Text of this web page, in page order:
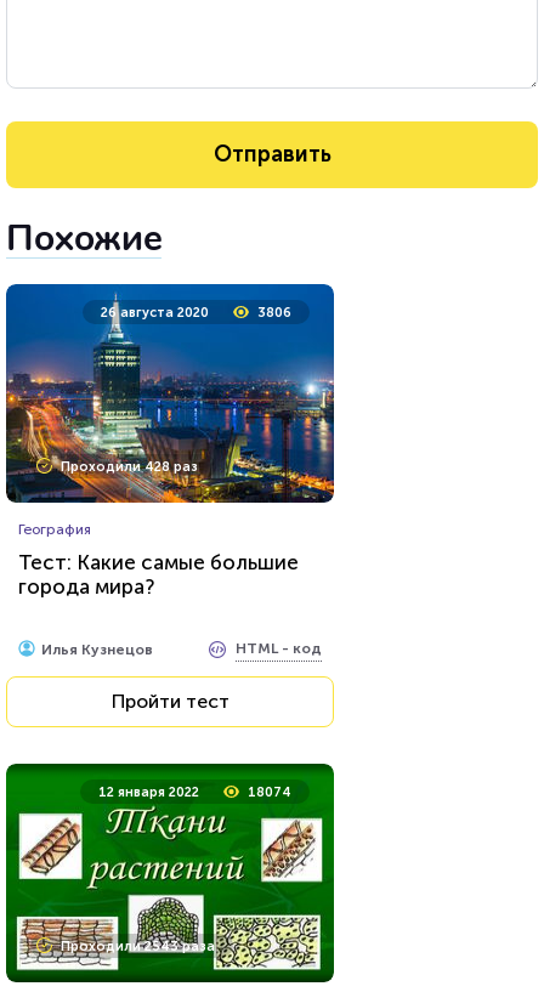
Похожие
26 августа 2020 3806
Проходили 428 раз
География
Тест: Какие самые большие
города мира?
Илья Кузнецов HTML - код
Пройти тест
12 января 2022 18074
Проходили 2543 раза